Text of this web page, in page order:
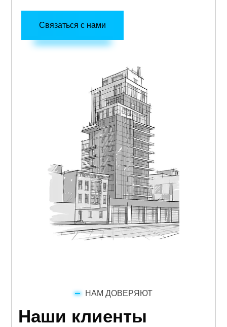
Связаться с нами
НАМ ДОВЕРЯЮТ
Наши клиенты